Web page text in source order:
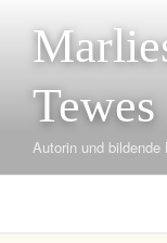
Inhalt
springen
Tewes
Autorin und bildende